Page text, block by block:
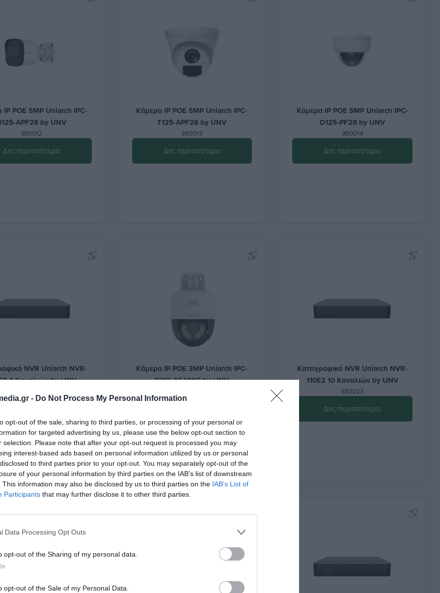
- Do Not Process My Personal Information
opt-out of the sale, sharing to third parties, or processing of your personal or
for targeted advertising by us, please use the below opt-out section to
selection. Please note that after your opt-out request is processed you may
interest-based ads based on personal information utilized by us or personal
to third parties prior to your opt-out. You may separately opt-out of the
of your personal information by third parties on the IAB’s list of downstream
This information may also be disclosed by us to third parties on the IAB’s List of
Participants that may further disclose it to other third parties.
Data Processing Opt Outs
opt-out of the Sharing of my personal data.
opt-out of the Sale of my Personal Data.
IP POE 5MP Uniarch IPC-
APF28 by UNV
380012
Δες περισσότερα
Κάμερα IP POE 5MP Uniarch IPC-
T125-APF28 by UNV
380013
Δες περισσότερα
Κάμερα IP POE 5MP Uniarch IPC-
D125-PF28 by UNV
380014
Δες περισσότερα
NVR Uniarch NVR-
4 Καναλιών by UNV
Κάμερα IP POE 3MP Uniarch IPC-
P213-AF40KC by UNV
Καταγραφικό NVR Uniarch NVR-
110E2 10 Καναλιών by UNV
380023
Δες περισσότερα